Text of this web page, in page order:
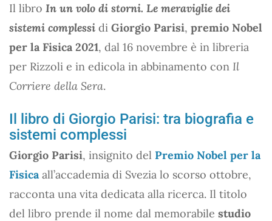
Il libro In un volo di storni. Le meraviglie dei
sistemi complessi di Giorgio Parisi, premio Nobel
per la Fisica 2021, dal 16 novembre è in libreria
per Rizzoli e in edicola in abbinamento con Il
Corriere della Sera.
Il libro di Giorgio Parisi: tra biografia e
sistemi complessi
Giorgio Parisi, insignito del Premio Nobel per la
Fisicaall’accademia di Svezia lo scorso ottobre,
racconta una vita dedicata alla ricerca. Il titolo
del libro prende il nome dal memorabile studio